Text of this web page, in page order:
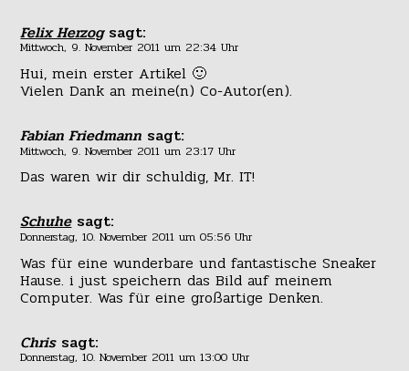
Felix Herzog sagt:
Mittwoch, 9. November 2011 um 22:34 Uhr
Hui, mein erster Artikel 🙂
Vielen Dank an meine(n) Co-Autor(en).
Fabian Friedmann sagt:
Mittwoch, 9. November 2011 um 23:17 Uhr
Das waren wir dir schuldig, Mr. IT!
Schuhe sagt:
Donnerstag, 10. November 2011 um 05:56 Uhr
Was für eine wunderbare und fantastische Sneaker
Hause. i just speichern das Bild auf meinem
Computer. Was für eine großartige Denken.
Chris sagt:
Donnerstag, 10. November 2011 um 13:00 Uhr